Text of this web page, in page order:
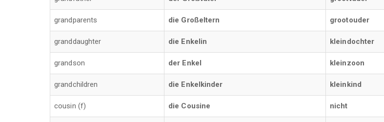
grandparents die Großeltern grootouder
granddaughter die Enkelin kleindochter
grandson der Enkel kleinzoon
grandchildren die Enkelkinder kleinkind
cousin (f) die Cousine nicht